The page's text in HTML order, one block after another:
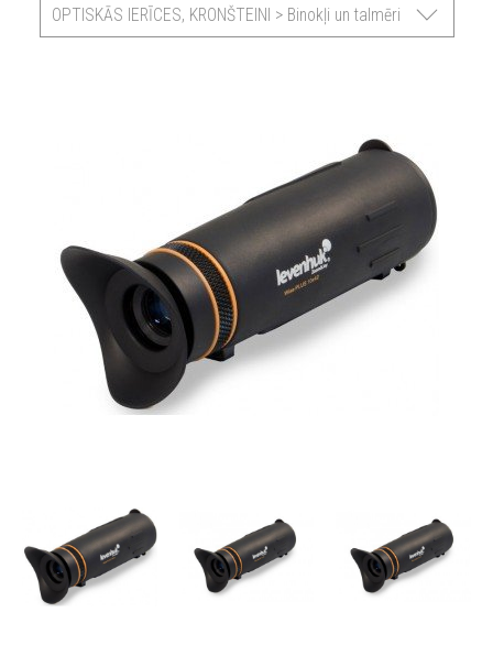
OPTISKĀS IERĪCES, KRONŠTEINI > Binokļi un talmēri